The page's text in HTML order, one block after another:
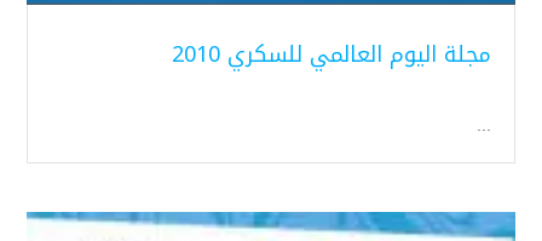
مجلة اليوم العالمي للسكري 2010
...